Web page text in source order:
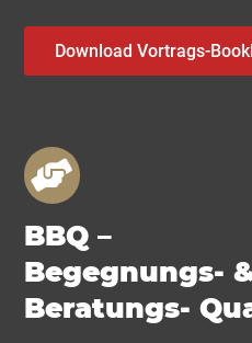
Download Vortrags-
BBQ –
Begegnungs-
Beratungs-